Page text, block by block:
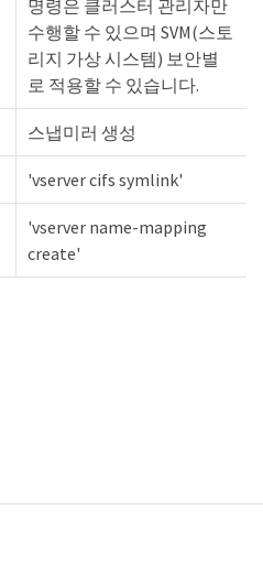
명령은 클러스터 관리자만
수행할 수 있으며 SVM(스토
리지 가상 시스템) 보안별
로 적용할 수 있습니다.
스냅미러 생성
'vserver cifs symlink'
'vserver name-mapping
create'